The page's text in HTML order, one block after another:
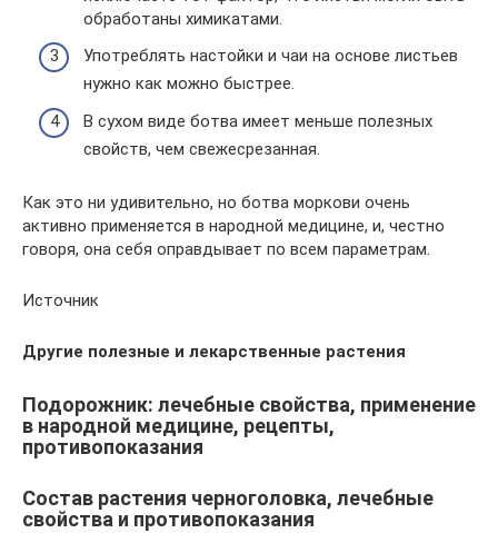
обработаны химикатами.
Употреблять настойки и чаи на основе листьев
нужно как можно быстрее.
В сухом виде ботва имеет меньше полезных
свойств, чем свежесрезанная.
Как это ни удивительно, но ботва моркови очень
активно применяется в народной медицине, и, честно
говоря, она себя оправдывает по всем параметрам.
Источник
Другие полезные и лекарственные растения
Подорожник: лечебные свойства, применение
в народной медицине, рецепты,
противопоказания
Состав растения черноголовка, лечебные
свойства и противопоказания